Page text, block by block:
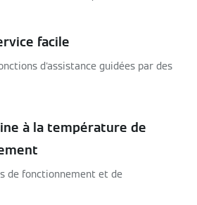
facile
d'assistance guidées par des
à la température de
de fonctionnement et de